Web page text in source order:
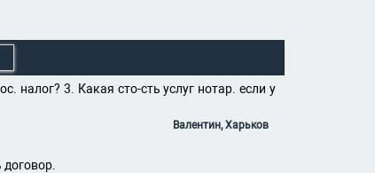
налог? 3. Какая сто-сть услуг нотар. если у
Валентин, Харьков